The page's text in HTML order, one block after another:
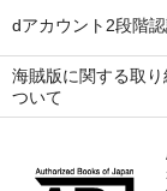
dアカウント2段階
海賊版に関する取り
ついて